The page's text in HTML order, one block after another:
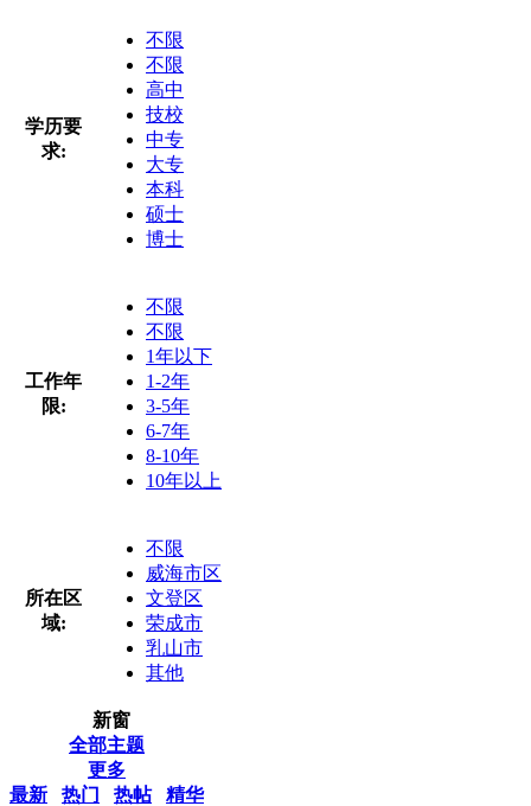
学历要
求:
不限
不限
高中
技校
中专
大专
本科
硕士
博士
工作年
限:
不限
不限
1年以下
1-2年
3-5年
6-7年
8-10年
10年以上
所在区
域:
不限
威海市区
文登区
荣成市
乳山市
其他
新窗
全部主题
更多
最新
热门 热帖 精华